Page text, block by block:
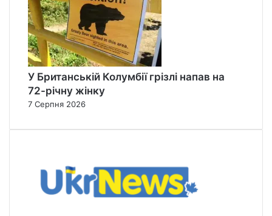
У Британській Колумбії грізлі напав на
72-річну жінку
7 Серпня 2026